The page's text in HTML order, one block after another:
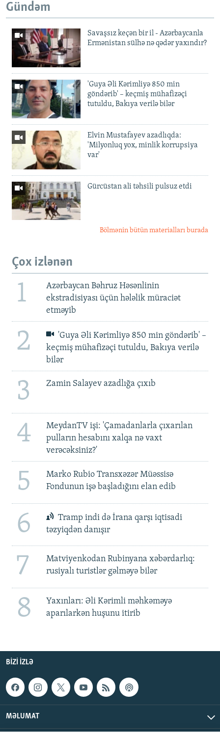
Gündəm
Savaşsız keçən bir il - Azərbaycanla
Ermənistan sülhə nə qədər yaxındır?
'Guya Əli Kərimliyə 850 min
göndərib' – keçmiş mühafizəçi
tutuldu, Bakıya verilə bilər
Elvin Mustafayev azadlıqda:
'Milyonluq yox, minlik korrupsiya
var'
Gürcüstan ali təhsili pulsuz etdi
Bölmənin bütün materialları burada
Çox izlənən
1
Azərbaycan Bəhruz Həsənlinin
ekstradisiyası üçün hələlik müraciət
etməyib
2
'Guya Əli Kərimliyə 850 min göndərib' –
keçmiş mühafizəçi tutuldu, Bakıya verilə
bilər
3 Zamin Salayev azadlığa çıxıb
4
MeydanTV işi: 'Çamadanlarla çıxarılan
pulların hesabını xalqa nə vaxt
verəcəksiniz?'
5
Marko Rubio Transxəzər Müəssisə
Fondunun işə başladığını elan edib
6
Tramp indi də İrana qarşı iqtisadi
təzyiqdən danışır
7
Matviyenkodan Rubinyana xəbərdarlıq:
rusiyalı turistlər gəlməyə bilər
8
Yaxınları: Əli Kərimli məhkəməyə
aparılarkən huşunu itirib
BIZI IZLƏ
MƏLUMAT